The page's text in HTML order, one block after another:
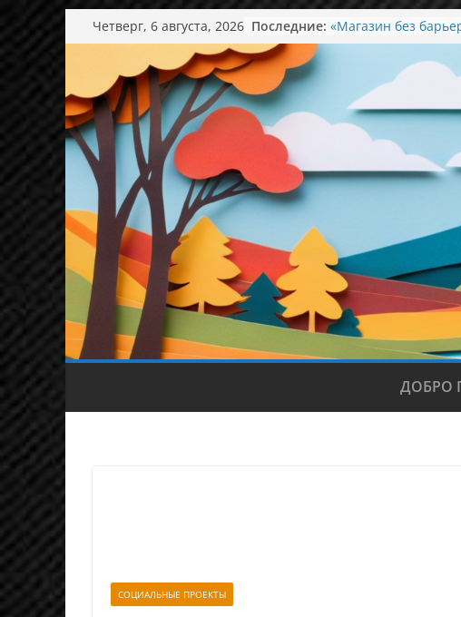
Перейти
к
содержимому
Четверг, 6 августа, 2026 Последние: «Магазин без
понимать и
День семьи, любви
Экскурсия в мир
Ароматный
Концерт в колледже
ДОБРО
СОЦИАЛЬНЫЕ ПРОЕКТЫ